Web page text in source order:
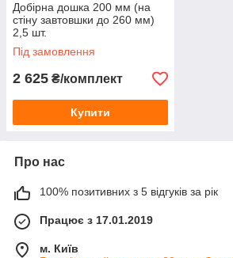
Добірна дошка 200 мм (на
стіну завтовшки до 260 мм)
2,5 шт.
Під замовлення
2 625 ₴/комплект
Купити
Про нас
100% позитивних з 5 відгуків за рік
Працює з 17.01.2019
м. Київ